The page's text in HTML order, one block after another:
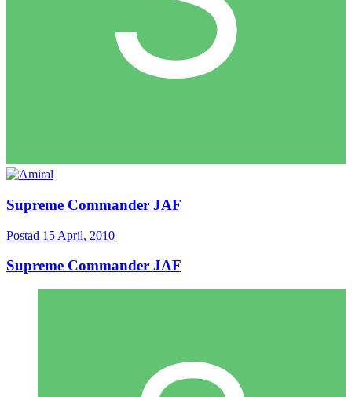
Supreme Commander JAF
Postad 15 April, 2010
Supreme Commander JAF